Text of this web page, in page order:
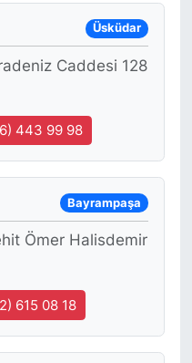
Üsküdar
Caddesi 128
443 99 98
Bayrampaşa
Ömer Halisdemir
615 08 18